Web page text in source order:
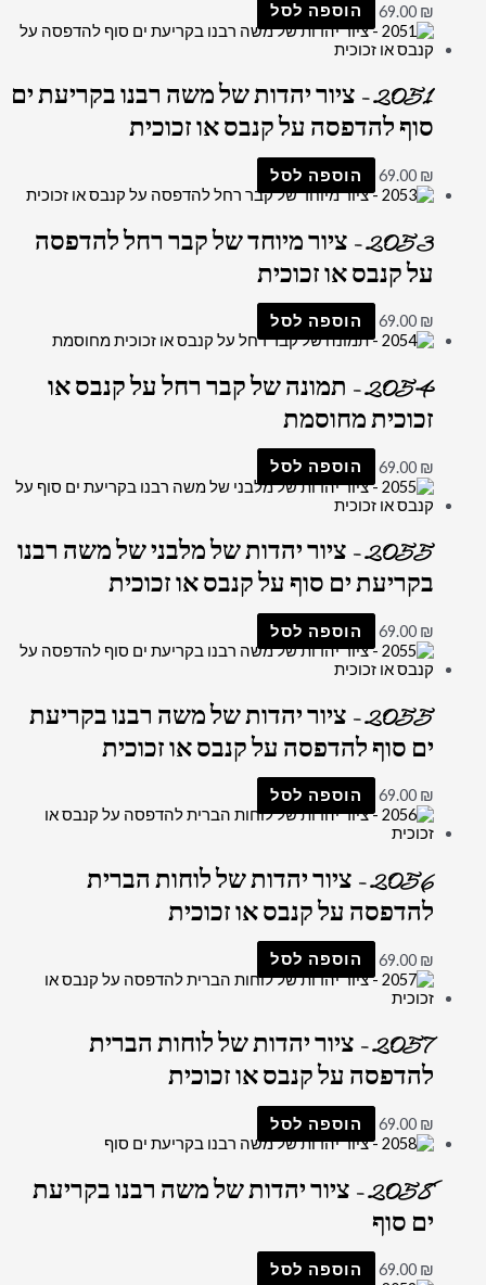
69.00 ₪ הוספה לסל
2051 – ציור יהדות של משה רבנו בקריעת ים
סוף להדפסה על קנבס או זכוכית
69.00 ₪ הוספה לסל
2053 – ציור מיוחד של קבר רחל להדפסה
על קנבס או זכוכית
69.00 ₪ הוספה לסל
2054 – תמונה של קבר רחל על קנבס או
זכוכית מחוסמת
69.00 ₪ הוספה לסל
2055 – ציור יהדות של מלבני של משה רבנו
בקריעת ים סוף על קנבס או זכוכית
69.00 ₪ הוספה לסל
2055 – ציור יהדות של משה רבנו בקריעת
ים סוף להדפסה על קנבס או זכוכית
69.00 ₪ הוספה לסל
2056 – ציור יהדות של לוחות הברית
להדפסה על קנבס או זכוכית
69.00 ₪ הוספה לסל
2057 – ציור יהדות של לוחות הברית
להדפסה על קנבס או זכוכית
69.00 ₪ הוספה לסל
2058 – ציור יהדות של משה רבנו בקריעת
ים סוף
69.00 ₪ הוספה לסל